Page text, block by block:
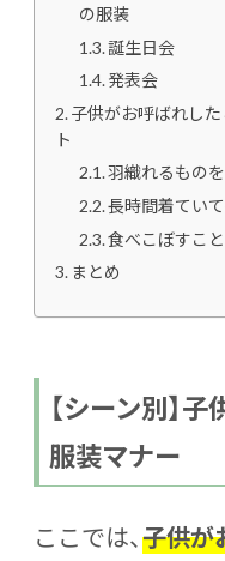
の服装
誕生日会
発表会
子供がお呼ばれし
ト
羽織れるもの
長時間着てい
食べこぼすこ
まとめ
【シーン別】
服装マナー
ここでは、子供が